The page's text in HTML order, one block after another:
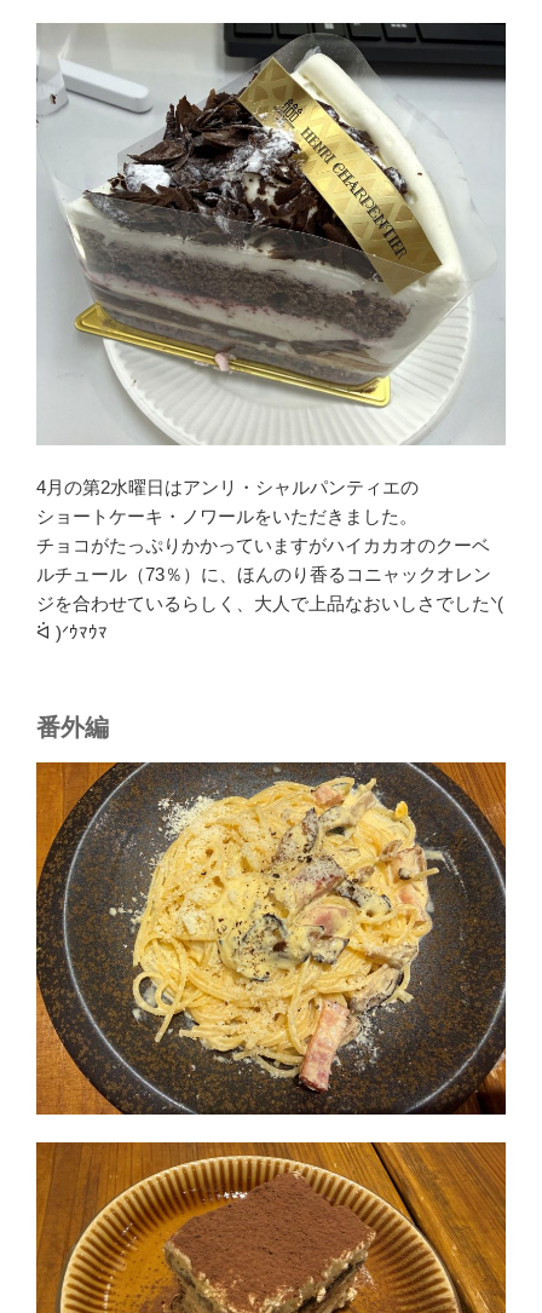
4月の第2水曜日はアンリ・シャルパンティエの
ショートケーキ・ノワールをいただきました。
チョコがたっぷりかかっていますがハイカカオのクーベ
ルチュール（73％）に、ほんのり香るコニャックオレン
ジを合わせているらしく、大人で上品なおいしさでしたᐠ(
ᐛ )ᐟｳﾏｳﾏ
番外編